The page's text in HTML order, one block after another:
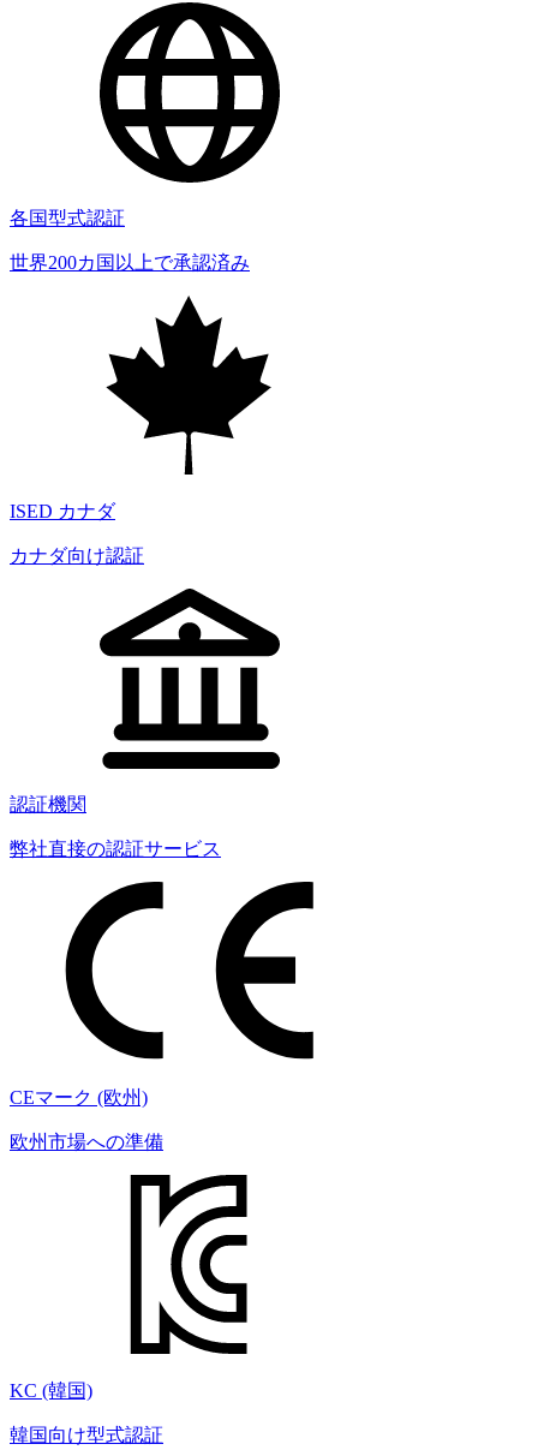
各国型式認証
世界200カ国以上で承認済み
ISED カナダ
カナダ向け認証
認証機関
弊社直接の認証サービス
CEマーク (欧州)
欧州市場への準備
KC (韓国)
韓国向け型式認証